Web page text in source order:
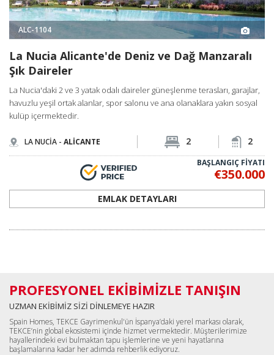
ALC-1104
La Nucia Alicante'de Deniz ve Dağ Manzaralı
Şık Daireler
La Nucia'daki 2 ve 3 yatak odalı daireler güneşlenme terasları, garajlar,
havuzlu yeşil ortak alanlar, spor salonu ve ana olanaklara yakın sosyal
kulüp içermektedir.
LA NUCİA - ALİCANTE 2 2
BAŞLANGIÇ FİYATI
€350.000
EMLAK DETAYLARI
PROFESYONEL EKİBİMİZLE TANIŞIN
UZMAN EKİBİMİZ SİZİ DİNLEMEYE HAZIR
Spain Homes, TEKCE Gayrimenkul'ün İspanya’daki yerel markası olarak,
TEKCE’nin global ekosistemi içinde hizmet vermektedir. Müşterilerimize
hayallerindeki evi bulmaktan tapu işlemlerine ve yeni hayatlarına
başlamalarına kadar her adımda rehberlik ediyoruz.